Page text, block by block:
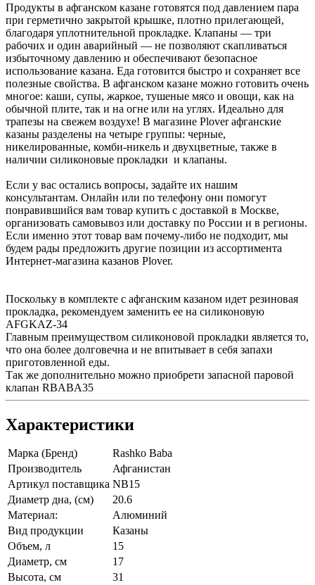
Продукты в афганском казане готовятся под давлением пара
при герметично закрытой крышке, плотно прилегающей,
благодаря уплотнительной прокладке. Клапаны — три
рабочих и один аварийный — не позволяют скапливаться
избыточному давлению и обеспечивают безопасное
использование казана. Еда готовится быстро и сохраняет все
полезные свойства. В афганском казане можно готовить очень
многое: каши, супы, жаркое, тушеные мясо и овощи, как на
обычной плите, так и на огне или на углях. Идеально для
трапезы на свежем воздухе! В магазине Plover афганские
казаны разделены на четыре группы: черные,
никелированные, комби-никель и двухцветные, также в
наличии силиконовые прокладки и клапаны.
Если у вас остались вопросы, задайте их нашим
консультантам. Онлайн или по телефону они помогут
понравившийся вам товар купить с доставкой в Москве,
организовать самовывоз или доставку по России и в регионы.
Если именно этот товар вам почему-либо не подходит, мы
будем рады предложить другие позиции из ассортимента
Интернет-магазина казанов Plover.
Поскольку в комплекте с афганским казаном идет резиновая
прокладка, рекомендуем заменить ее на силиконовую
AFGKAZ-34
Главным преимуществом силиконовой прокладки является то,
что она более долговечна и не впитывает в себя запахи
приготовленной еды.
Так же дополнительно можно приобрети запасной паровой
клапан RBABA35
Характеристики
Марка (Бренд)
Rashko Baba
Производитель
Афганистан
Артикул поставщика NB15
Диаметр дна, (см)
20.6
Материал:
Алюминий
Вид продукции
Казаны
Объем, л
15
Диаметр, см
17
Высота, см
31